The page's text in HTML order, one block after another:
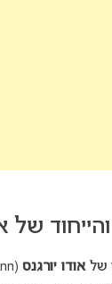
של
אודו יורגנס (